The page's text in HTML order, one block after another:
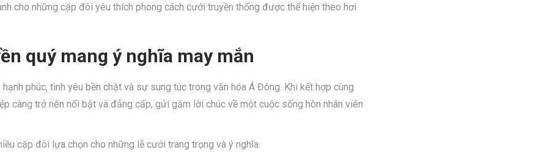
cho những cặp đôi yêu thích phong cách cưới truyền thống được thể hiện theo hơi
quý mang ý nghĩa may mắn
phúc, tình yêu bền chặt và sự sung túc trong văn hóa Á Đông. Khi kết hợp cùng
càng trở nên nổi bật và đẳng cấp, gửi gắm lời chúc về một cuộc sống hôn nhân viên
cặp đôi lựa chọn cho những lễ cưới trang trọng và ý nghĩa.